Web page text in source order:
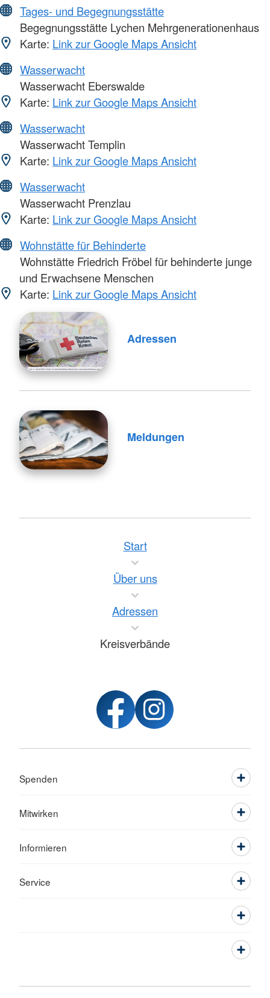
Tages- und Begegnungsstätte
Begegnungsstätte Lychen Mehrgenerationenhaus
Karte: Link zur Google Maps Ansicht
Wasserwacht
Wasserwacht Eberswalde
Karte: Link zur Google Maps Ansicht
Wasserwacht
Wasserwacht Templin
Karte: Link zur Google Maps Ansicht
Wasserwacht
Wasserwacht Prenzlau
Karte: Link zur Google Maps Ansicht
Wohnstätte für Behinderte
Wohnstätte Friedrich Fröbel für behinderte junge
und Erwachsene Menschen
Karte: Link zur Google Maps Ansicht
Adressen
Meldungen
Start
Über uns
Adressen
Kreisverbände
Spenden
Mitwirken
Informieren
Service